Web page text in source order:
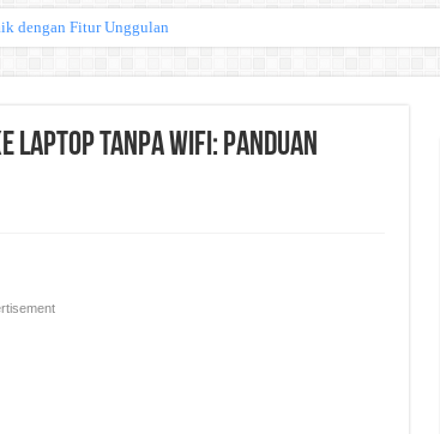
dengan Fitur Unggulan
Tanpa Wifi: Panduan